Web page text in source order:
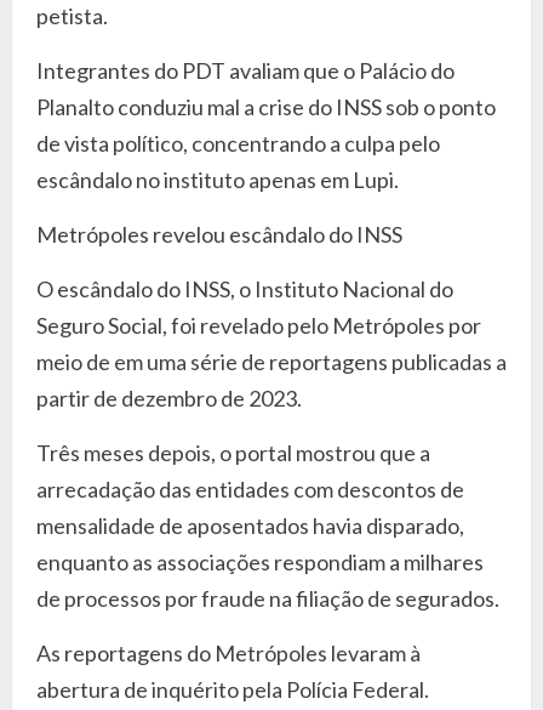
petista.
Integrantes do PDT avaliam que o Palácio do
Planalto conduziu mal a crise do INSS sob o ponto
de vista político, concentrando a culpa pelo
escândalo no instituto apenas em Lupi.
Metrópoles revelou escândalo do INSS
O escândalo do INSS, o Instituto Nacional do
Seguro Social, foi revelado pelo Metrópoles por
meio de em uma série de reportagens publicadas a
partir de dezembro de 2023.
Três meses depois, o portal mostrou que a
arrecadação das entidades com descontos de
mensalidade de aposentados havia disparado,
enquanto as associações respondiam a milhares
de processos por fraude na filiação de segurados.
As reportagens do Metrópoles levaram à
abertura de inquérito pela Polícia Federal.